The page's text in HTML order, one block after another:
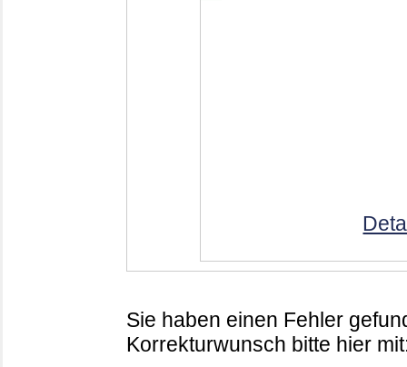
Sie haben einen Fehler
Korrekturwunsch bitte hier